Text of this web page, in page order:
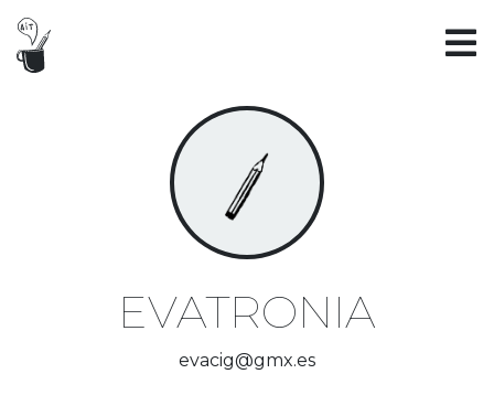
EVATRONIA
evacig@gmx.es